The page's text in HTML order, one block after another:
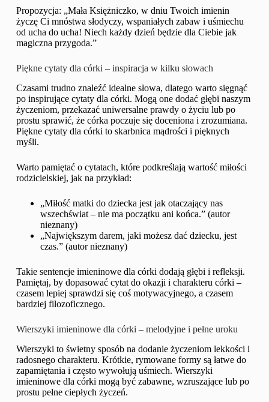
Propozycja: „Mała Księżniczko, w dniu Twoich imienin
życzę Ci mnóstwa słodyczy, wspaniałych zabaw i uśmiechu
od ucha do ucha! Niech każdy dzień będzie dla Ciebie jak
magiczna przygoda.”
Piękne cytaty dla córki – inspiracja w kilku słowach
Czasami trudno znaleźć idealne słowa, dlatego warto sięgnąć
po inspirujące cytaty dla córki. Mogą one dodać głębi naszym
życzeniom, przekazać uniwersalne prawdy o życiu lub po
prostu sprawić, że córka poczuje się doceniona i zrozumiana.
Piękne cytaty dla córki to skarbnica mądrości i pięknych
myśli.
Warto pamiętać o cytatach, które podkreślają wartość miłości
rodzicielskiej, jak na przykład:
„Miłość matki do dziecka jest jak otaczający nas
wszechświat – nie ma początku ani końca.” (autor
nieznany)
„Największym darem, jaki możesz dać dziecku, jest
czas.” (autor nieznany)
Takie sentencje imieninowe dla córki dodają głębi i refleksji.
Pamiętaj, by dopasować cytat do okazji i charakteru córki –
czasem lepiej sprawdzi się coś motywacyjnego, a czasem
bardziej filozoficznego.
Wierszyki imieninowe dla córki – melodyjne i pełne uroku
Wierszyki to świetny sposób na dodanie życzeniom lekkości i
radosnego charakteru. Krótkie, rymowane formy są łatwe do
zapamiętania i często wywołują uśmiech. Wierszyki
imieninowe dla córki mogą być zabawne, wzruszające lub po
prostu pełne ciepłych życzeń.